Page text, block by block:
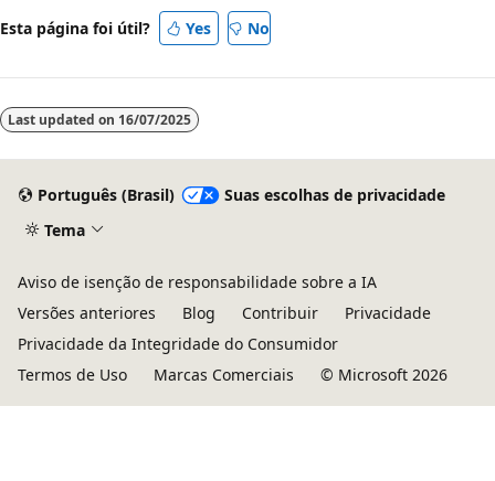
Esta página foi útil? Yes No
Last updated on 16/07/2025
Português (Brasil)
Suas escolhas de privacidade
Tema
Aviso de isenção de responsabilidade sobre a IA
Versões anteriores
Blog Contribuir
Privacidade
Privacidade da Integridade do Consumidor
Termos de Uso
Marcas Comerciais © Microsoft 2026